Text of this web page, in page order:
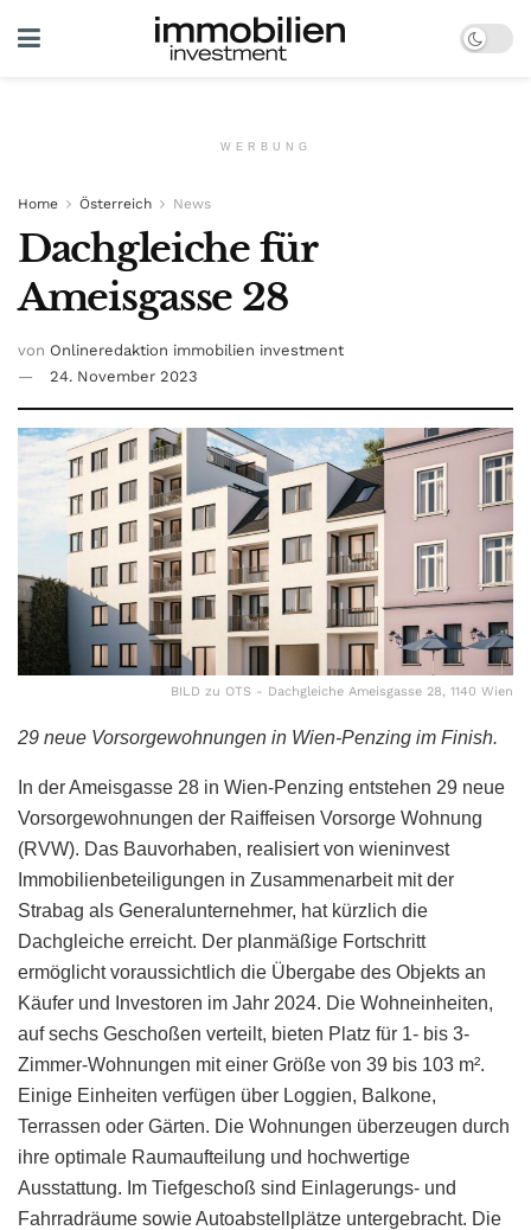
WERBUNG
Home Österreich News
Dachgleiche für
Ameisgasse 28
von Onlineredaktion immobilien investment
24. November 2023
BILD zu OTS - Dachgleiche Ameisgasse 28, 1140 Wien
29 neue Vorsorgewohnungen in Wien-Penzing im Finish.
In der Ameisgasse 28 in Wien-Penzing entstehen 29 neue
Vorsorgewohnungen der Raiffeisen Vorsorge Wohnung
(RVW). Das Bauvorhaben, realisiert von wieninvest
Immobilienbeteiligungen in Zusammenarbeit mit der
Strabag als Generalunternehmer, hat kürzlich die
Dachgleiche erreicht. Der planmäßige Fortschritt
ermöglicht voraussichtlich die Übergabe des Objekts an
Käufer und Investoren im Jahr 2024. Die Wohneinheiten,
auf sechs Geschoßen verteilt, bieten Platz für 1- bis 3-
Zimmer-Wohnungen mit einer Größe von 39 bis 103 m².
Einige Einheiten verfügen über Loggien, Balkone,
Terrassen oder Gärten. Die Wohnungen überzeugen durch
ihre optimale Raumaufteilung und hochwertige
Ausstattung. Im Tiefgeschoß sind Einlagerungs- und
Fahrradräume sowie Autoabstellplätze untergebracht. Die